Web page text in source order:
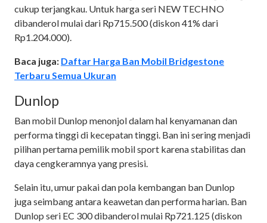
cukup terjangkau. Untuk harga seri NEW TECHNO
dibanderol mulai dari Rp715.500 (diskon 41% dari
Rp1.204.000).
Baca juga: Daftar Harga Ban Mobil Bridgestone
Terbaru Semua Ukuran
Dunlop
Ban mobil Dunlop menonjol dalam hal kenyamanan dan
performa tinggi di kecepatan tinggi. Ban ini sering menjadi
pilihan pertama pemilik mobil sport karena stabilitas dan
daya cengkeramnya yang presisi.
Selain itu, umur pakai dan pola kembangan ban Dunlop
juga seimbang antara keawetan dan performa harian. Ban
Dunlop seri EC 300 dibanderol mulai Rp721.125 (diskon